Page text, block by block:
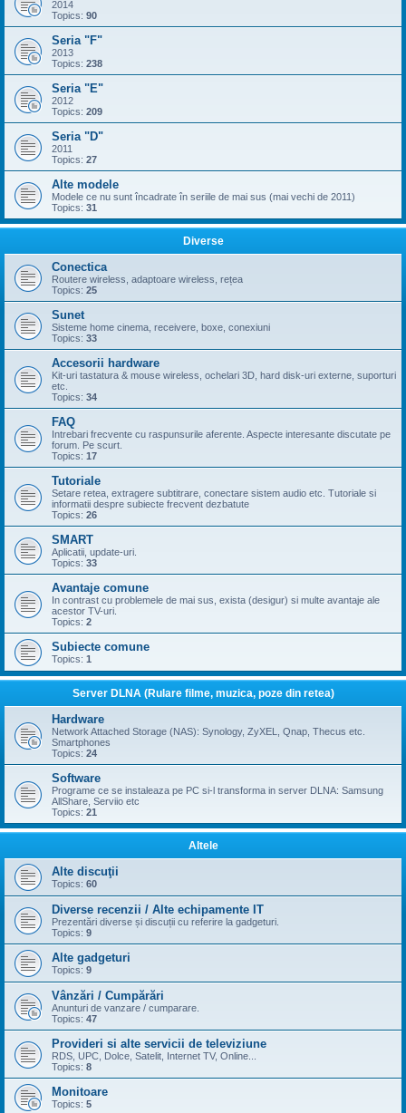
2014
Topics: 90
Seria "F"
2013
Topics: 238
Seria "E"
2012
Topics: 209
Seria "D"
2011
Topics: 27
Alte modele
Modele ce nu sunt încadrate în seriile de mai sus (mai vechi de 2011)
Topics: 31
Diverse
Conectica
Routere wireless, adaptoare wireless, rețea
Topics: 25
Sunet
Sisteme home cinema, receivere, boxe, conexiuni
Topics: 33
Accesorii hardware
Kit-uri tastatura & mouse wireless, ochelari 3D, hard disk-uri externe, suporturi
etc.
Topics: 34
FAQ
Intrebari frecvente cu raspunsurile aferente. Aspecte interesante discutate pe
forum. Pe scurt.
Topics: 17
Tutoriale
Setare retea, extragere subtitrare, conectare sistem audio etc. Tutoriale si
informatii despre subiecte frecvent dezbatute
Topics: 26
SMART
Aplicatii, update-uri.
Topics: 33
Avantaje comune
In contrast cu problemele de mai sus, exista (desigur) si multe avantaje ale
acestor TV-uri.
Topics: 2
Subiecte comune
Topics: 1
Server DLNA (Rulare filme, muzica, poze din retea)
Hardware
Network Attached Storage (NAS): Synology, ZyXEL, Qnap, Thecus etc.
Smartphones
Topics: 24
Software
Programe ce se instaleaza pe PC si-l transforma in server DLNA: Samsung
AllShare, Serviio etc
Topics: 21
Altele
Alte discuţii
Topics: 60
Diverse recenzii / Alte echipamente IT
Prezentări diverse și discuții cu referire la gadgeturi.
Topics: 9
Alte gadgeturi
Topics: 9
Vânzări / Cumpărări
Anunturi de vanzare / cumparare.
Topics: 47
Provideri si alte servicii de televiziune
RDS, UPC, Dolce, Satelit, Internet TV, Online...
Topics: 8
Monitoare
Topics: 5